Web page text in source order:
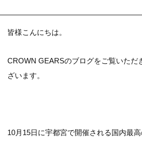
皆様こんにちは。
CROWN GEARSのブログをご覧いただ
ざいます。
10月15日に宇都宮で開催される国内最